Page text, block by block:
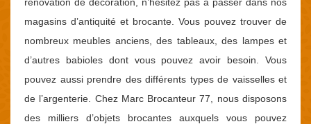
magasins d’antiquité et brocante. Vous pouvez trouver de
nombreux meubles anciens, des tableaux, des lampes et
d’autres babioles dont vous pouvez avoir besoin. Vous
pouvez aussi prendre des différents types de vaisselles et
de l’argenterie. Chez Marc Brocanteur 77, nous disposons
des milliers d’objets brocantes auxquels vous pouvez